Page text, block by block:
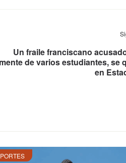
Un fraile franciscano
de varios estudiantes, se
en